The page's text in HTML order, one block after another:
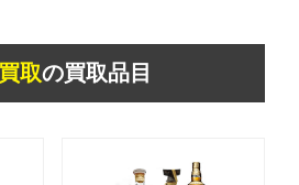
取の買取品目